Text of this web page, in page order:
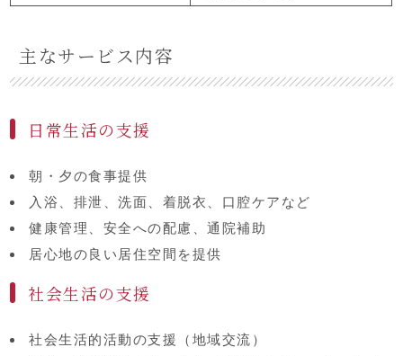
主なサービス内容
日常生活の支援
朝・夕の食事提供
入浴、排泄、洗面、着脱衣、口腔ケアなど
健康管理、安全への配慮、通院補助
居心地の良い居住空間を提供
社会生活の支援
社会生活的活動の支援（地域交流）